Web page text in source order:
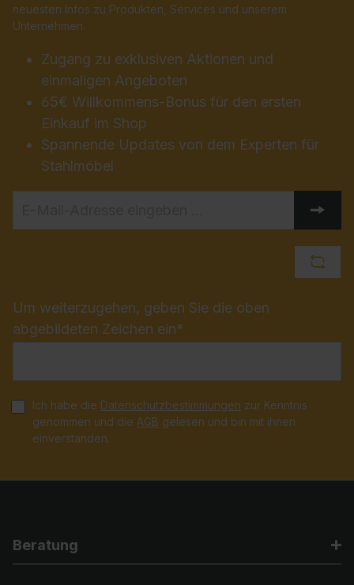
neuesten Infos zu Produkten, Services und unserem
Unternehmen.
Zugang zu exklusiven Aktionen und
einmaligen Angeboten
65€ Willkommens-Bonus für den ersten
Einkauf im Shop
Spannende Updates von dem Experten für
Stahlmöbel
Um weiterzugehen, geben Sie die oben
abgebildeten Zeichen ein*
Ich habe die Datenschutzbestimmungen zur Kenntnis
genommen und die AGB gelesen und bin mit ihnen
einverstanden.
Beratung